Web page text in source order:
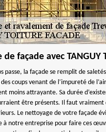
façade avec TANGUY
passe, la façade se remplit de
coups venant de l’impureté de
moins attrayante. Sa durée
être présents. Il faut vraiment
Le nettoyage de votre façade
à notre entreprise pour faire ces